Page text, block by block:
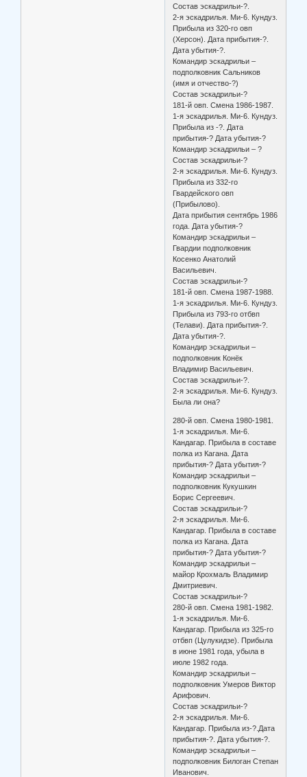
Состав эскадрильи-?.
2-я эскадрилья. Ми-6. Кундуз.
Прибыла из 320-го овп
(Херсон). Дата прибытия-?.
Дата убытия-?.
Командир эскадрильи –
подполковник Сальников
(имя и отчество-?)
Состав эскадрильи-?
181-й овп. Смена 1986-1987.
1-я эскадрилья. Ми-6. Кундуз.
Прибыла из -?. Дата
прибытия-? Дата убытия-?
Командир эскадрильи – ?
Состав эскадрильи-?
2-я эскадрилья. Ми-6. Кундуз.
Прибыла из 332-го
Гвардейского овп
(Прибылово).
Дата прибытия сентябрь 1986
года. Дата убытия-?
Командир эскадрильи –
Гвардии подполковник
Косенко Анатолий
Васильевич.
Состав эскадрильи-?
181-й овп. Смена 1987-1988.
1-я эскадрилья. Ми-6. Кундуз.
Прибыла из 793-го отбвп
(Телави). Дата прибытия-?.
Дата убытия-?.
Командир эскадрильи –
подполковник Конёк
Владимир Васильевич.
Состав эскадрильи-?.
2-я эскадрилья. Ми-6. Кундуз.
Была ли она?
280-й овп. Смена 1980-1981.
1-я эскадрилья. Ми-6.
Кандагар. Прибыла в составе
полка из Кагана. Дата
прибытия-? Дата убытия-?
Командир эскадрильи –
подполковник Кукушкин
Борис Сергеевич.
Состав эскадрильи-?
2-я эскадрилья. Ми-6.
Кандагар. Прибыла в составе
полка из Кагана. Дата
прибытия-? Дата убытия-?
Командир эскадрильи –
майор Крохмаль Владимир
Дмитриевич.
Состав эскадрильи-?
280-й овп. Смена 1981-1982.
1-я эскадрилья. Ми-6.
Кандагар. Прибыла из 325-го
отбвп (Цулукидзе). Прибыла
в июне 1981 года, убыла в
июле 1982 года.
Командир эскадрильи –
подполковник Умеров Виктор
Арифович.
Состав эскадрильи-?
2-я эскадрилья. Ми-6.
Кандагар. Прибыла из-?.Дата
прибытия-?. Дата убытия-?.
Командир эскадрильи –
подполковник Билоган Степан
Иванович.